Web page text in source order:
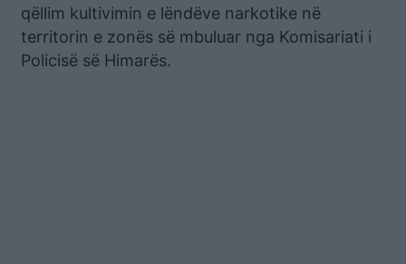
qëllim kultivimin e lëndëve narkotike në
territorin e zonës së mbuluar nga Komisariati i
Policisë së Himarës.